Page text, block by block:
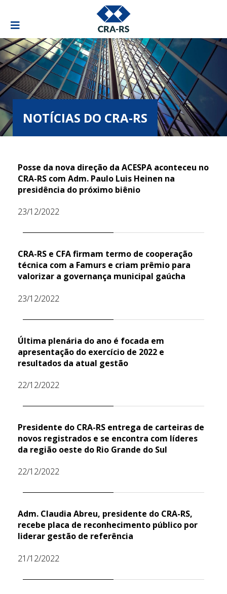
NOTÍCIAS DO CRA-RS
Posse da nova direção da ACESPA aconteceu no
CRA-RS com Adm. Paulo Luis Heinen na
presidência do próximo biênio
23/12/2022
CRA-RS e CFA firmam termo de cooperação
técnica com a Famurs e criam prêmio para
valorizar a governança municipal gaúcha
23/12/2022
Última plenária do ano é focada em
apresentação do exercício de 2022 e
resultados da atual gestão
22/12/2022
Presidente do CRA-RS entrega de carteiras de
novos registrados e se encontra com líderes
da região oeste do Rio Grande do Sul
22/12/2022
Adm. Claudia Abreu, presidente do CRA-RS,
recebe placa de reconhecimento público por
liderar gestão de referência
21/12/2022